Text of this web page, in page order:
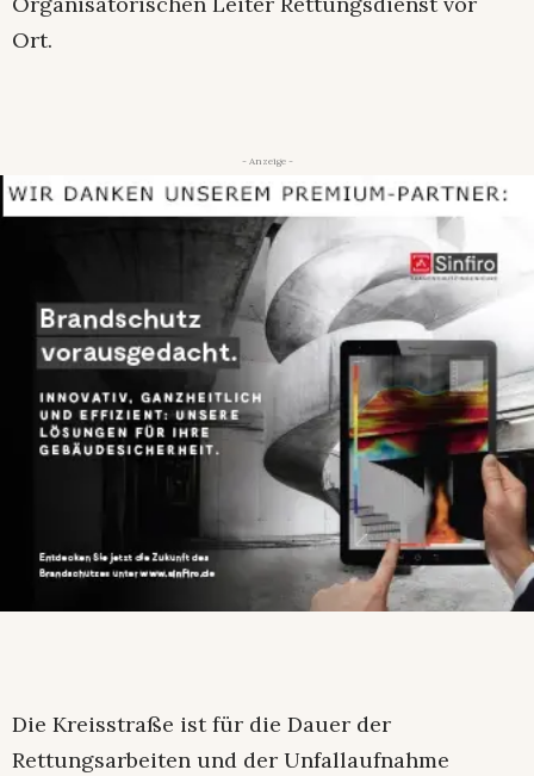
Ort.
- Anzeige -
Die Kreisstraße ist für die Dauer der
Rettungsarbeiten und der Unfallaufnahme